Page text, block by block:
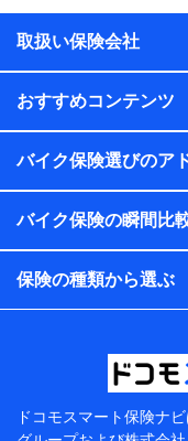
取扱い保険会社
おすすめコンテンツ
バイク保険選びのア
バイク保険の瞬間比
保険の種類から選ぶ
ドコモスマート保険ナ